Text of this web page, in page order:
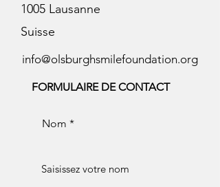
1005 Lausanne
Suisse
info@olsburghsmilefoundation.org
FORMULAIRE DE CONTACT
Nom